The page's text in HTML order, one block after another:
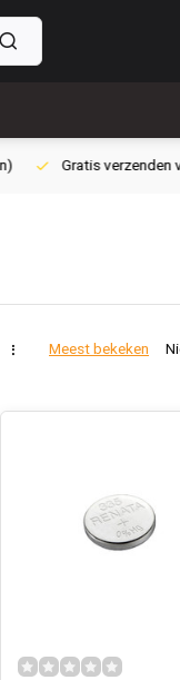
Gratis verzenden
Meest bekeken